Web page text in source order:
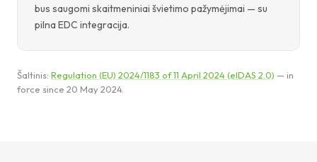
bus saugomi skaitmeniniai švietimo pažymėjimai — su
pilna EDC integracija.
Šaltinis: Regulation (EU) 2024/1183 of 11 April 2024 (eIDAS 2.0) — in
force since 20 May 2024.